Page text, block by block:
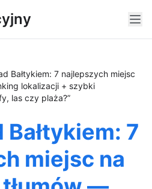
Bałtykiem: 7 najlepszych miejsc
lokalizacji + szybki
las czy plaża?”
Bałtykiem: 7
miejsc na